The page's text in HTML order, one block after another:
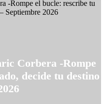
Corbera -Rompe
decide tu destino